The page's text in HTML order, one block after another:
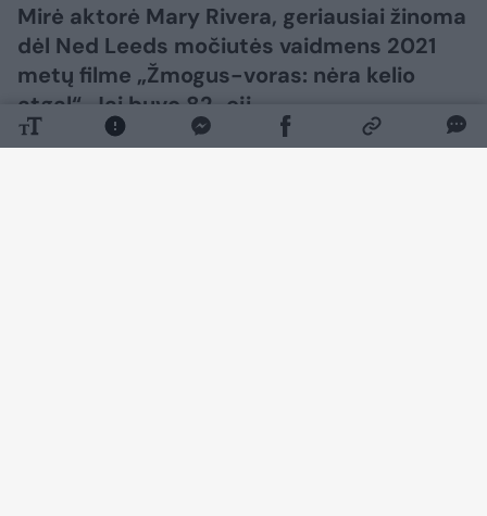
Mirė aktorė Mary Rivera, geriausiai žinoma
dėl Ned Leeds močiutės vaidmens 2021
metų filme „Žmogus-voras: nėra kelio
atgal“. Jai buvo 82-eji.